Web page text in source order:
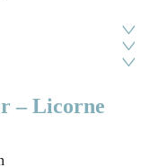
– Licorne